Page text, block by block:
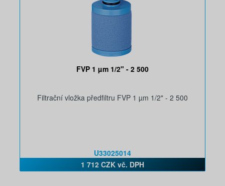
FVP 1 µm 1/2" - 2 500
Filtrační vložka předfiltru FVP 1 µm 1/2" - 2 500
U33025014
1 712 CZK vč. DPH